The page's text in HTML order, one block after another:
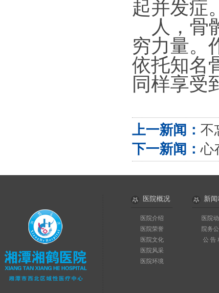
起并发症
人，骨
穷力量。
依托知名
同样享受
上一新闻： 不
下一新闻：心
医院概况
医院介绍
医院荣誉
医院文化
医院风采
医院环境
新
医院
院务
公 告